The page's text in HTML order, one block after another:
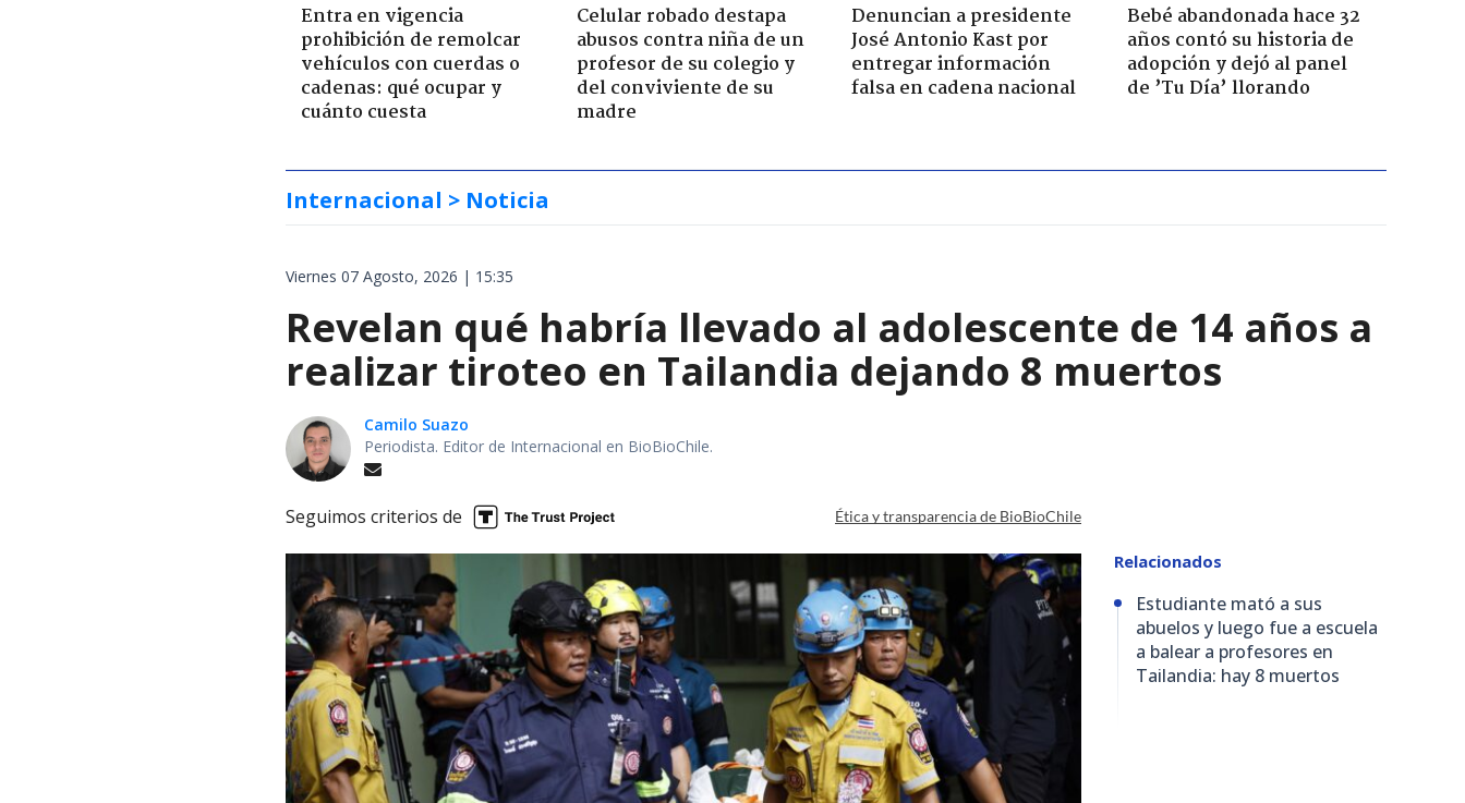
Entra en vigencia
prohibición de remolcar
vehículos con cuerdas o
cadenas: qué ocupar y
cuánto cuesta
Celular robado destapa
abusos contra niña de un
profesor de su colegio y
del conviviente de su
madre
Denuncian a presidente
José Antonio Kast por
entregar información
falsa en cadena nacional
Bebé abandonada hace 32
años contó su historia de
adopción y dejó al panel
de ’Tu Día’ llorando
Internacional > Noticia
Viernes 07 Agosto, 2026 | 15:35
Revelan qué habría llevado al adolescente de 14 años a
realizar tiroteo en Tailandia dejando 8 muertos
Camilo Suazo
Periodista. Editor de Internacional en BioBioChile.
Seguimos criterios de Ética y transparencia de BioBioChile
Relacionados
Estudiante mató a sus
abuelos y luego fue a escuela
a balear a profesores en
Tailandia: hay 8 muertos